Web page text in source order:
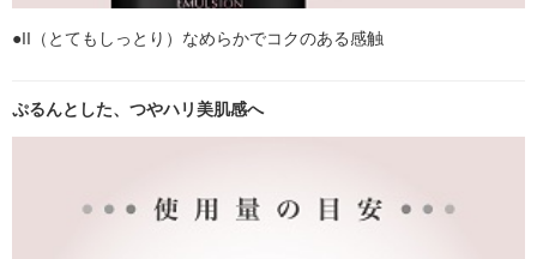
●II（とてもしっとり）なめらかでコクのある感触
ぷるんとした、つやハリ美肌感へ